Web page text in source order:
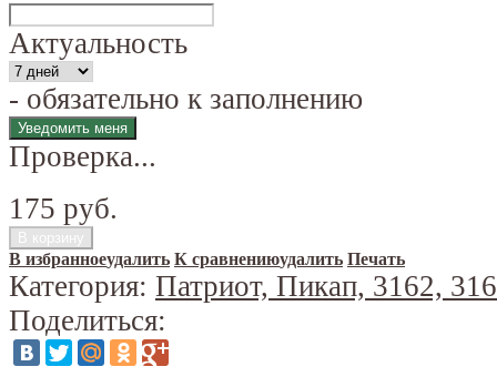
Актуальность
- обязательно к заполнению
Проверка...
175 руб.
В избранноеудалить К сравнениюудалить Печать
Категория: Патриот, Пикап, 3162,
Поделиться: